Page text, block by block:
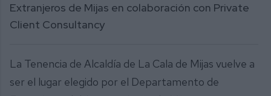
Extranjeros de Mijas en colaboración con Private
Client Consultancy
La Tenencia de Alcaldía de La Cala de Mijas vuelve a
ser el lugar elegido por el Departamento de